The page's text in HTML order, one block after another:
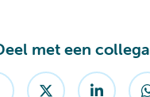
met een collega